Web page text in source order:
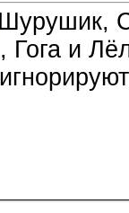
Шурушик,
и